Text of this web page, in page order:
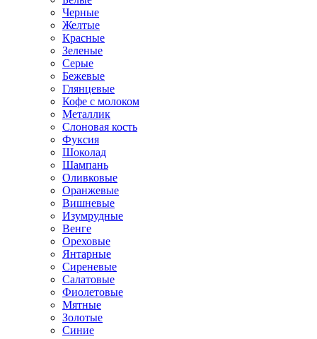
Черные
Желтые
Красные
Зеленые
Серые
Бежевые
Глянцевые
Кофе с молоком
Металлик
Слоновая кость
Фуксия
Шоколад
Шампань
Оливковые
Оранжевые
Вишневые
Изумрудные
Венге
Ореховые
Янтарные
Сиреневые
Салатовые
Фиолетовые
Мятные
Золотые
Синие